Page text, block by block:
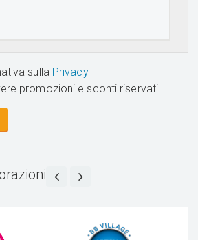
sulla Privacy
promozioni e sconti riservati